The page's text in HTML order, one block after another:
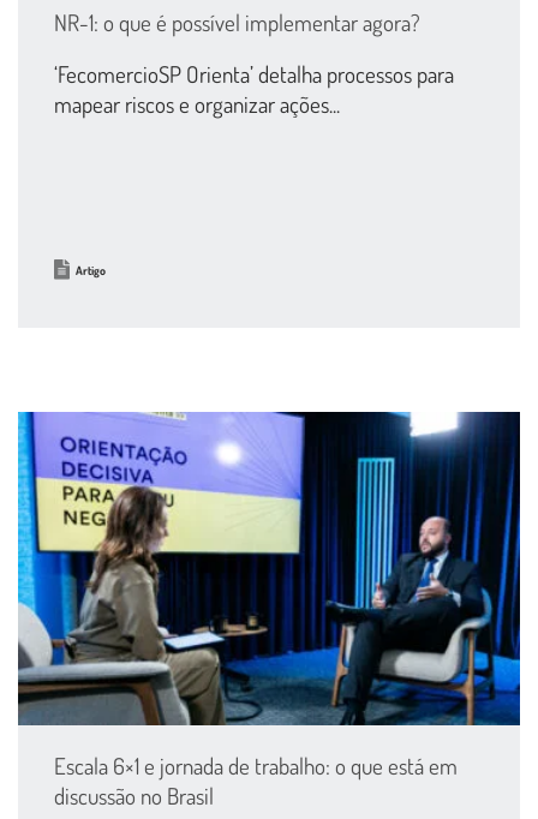
NR-1: o que é possível implementar agora?
‘FecomercioSP Orienta’ detalha processos para
mapear riscos e organizar ações...
Artigo
Escala 6×1 e jornada de trabalho: o que está em
discussão no Brasil